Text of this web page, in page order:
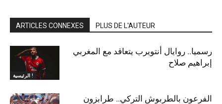
ARTICLES CONNEXES PLUS DE L'AUTEUR
الرئيسية !
رسميا.. روايال أنتويرب يتعاقد مع المغربي
إبراهيم صلاح
الفرعون بالطربوش التركي.. طرابزون